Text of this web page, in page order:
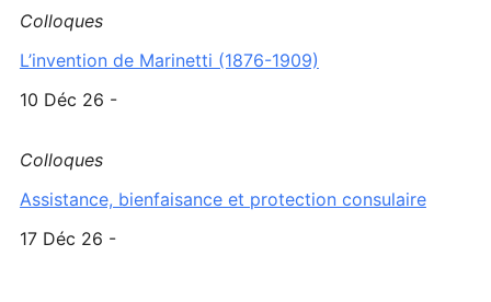
Colloques
L’invention de Marinetti (1876-1909)
10 Déc 26 -
Colloques
Assistance, bienfaisance et protection consulaire
17 Déc 26 -